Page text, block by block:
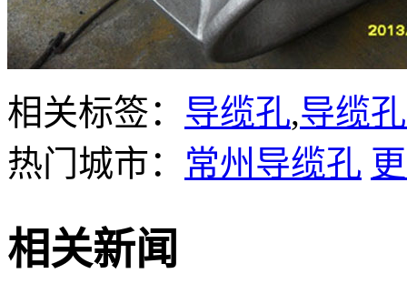
相关标签： 导缆孔,导缆
热门城市： 常州导缆孔
相关新闻